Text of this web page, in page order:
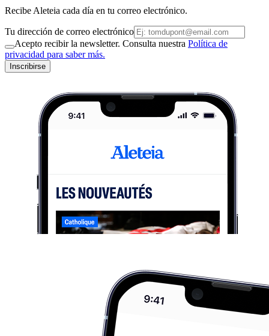
Recibe Aleteia cada día en tu correo electrónico.
Tu dirección de correo electrónico
Acepto recibir la newsletter. Consulta nuestra Política de
privacidad para saber más.
Inscribirse